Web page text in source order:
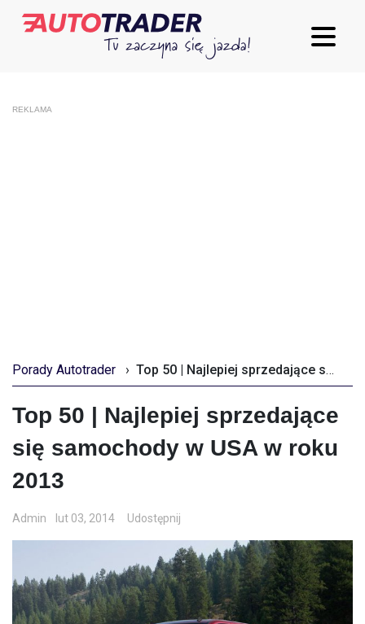
REKLAMA
Porady Autotrader › Top 50 | Najlepiej sprzedające się samochody w USA w roku 2013
Top 50 | Najlepiej sprzedające
się samochody w USA w roku
2013
Admin lut 03, 2014 Udostępnij